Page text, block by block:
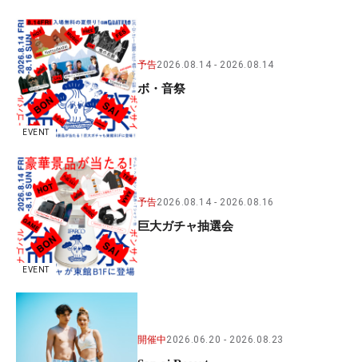
EVENT
予告2026.08.14 2026.08.14
ボ・音祭
EVENT
予告2026.08.14 2026.08.16
巨大ガチャ抽選会
開催中2026.06.20 2026.08.23